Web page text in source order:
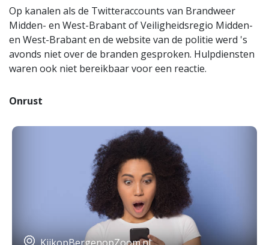
Op kanalen als de Twitteraccounts van Brandweer
Midden- en West-Brabant of Veiligheidsregio Midden-
en West-Brabant en de website van de politie werd 's
avonds niet over de branden gesproken. Hulpdiensten
waren ook niet bereikbaar voor een reactie.
Onrust